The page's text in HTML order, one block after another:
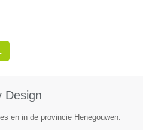
Design
en in de provincie Henegouwen.